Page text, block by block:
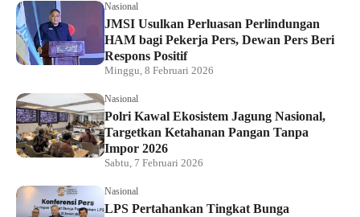
Nasional
JMSI Usulkan Perluasan Perlindungan
HAM bagi Pekerja Pers, Dewan Pers Beri
Respons Positif
Minggu, 8 Februari 2026
Nasional
Polri Kawal Ekosistem Jagung Nasional,
Targetkan Ketahanan Pangan Tanpa
Impor 2026
Sabtu, 7 Februari 2026
Nasional
LPS Pertahankan Tingkat Bunga